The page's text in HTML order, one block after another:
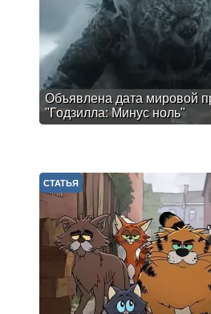
Объявлена дата мировой
"Годзилла: Минус ноль"
СТАТЬЯ